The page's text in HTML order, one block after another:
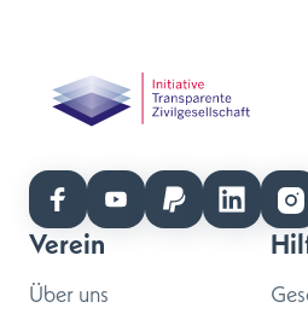
Verein
Über uns